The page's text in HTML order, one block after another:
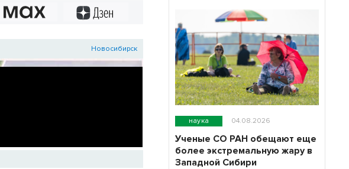
Новосибирск
наука 04.08.2026
Ученые СО РАН обещают еще
более экстремальную жару в
Западной Сибири